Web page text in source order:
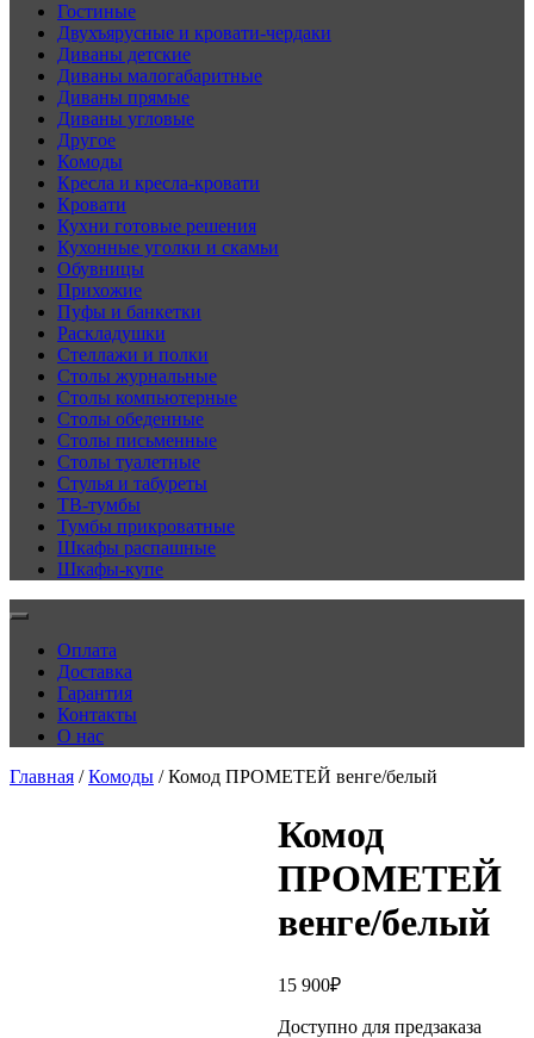
Гостиные
Двухъярусные и кровати-чердаки
Диваны детские
Диваны малогабаритные
Диваны прямые
Диваны угловые
Другое
Комоды
Кресла и кресла-кровати
Кровати
Кухни готовые решения
Кухонные уголки и скамьи
Обувницы
Прихожие
Пуфы и банкетки
Раскладушки
Стеллажи и полки
Столы журнальные
Столы компьютерные
Столы обеденные
Столы письменные
Столы туалетные
Стулья и табуреты
ТВ-тумбы
Тумбы прикроватные
Шкафы распашные
Шкафы-купе
Оплата
Доставка
Гарантия
Контакты
О нас
Главная /Комоды / Комод ПРОМЕТЕЙ венге/белый
Комод
ПРОМЕТЕЙ
венге/белый
15 900₽
Доступно для предзаказа